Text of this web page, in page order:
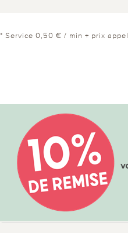
* Service 0,50 € / min + prix appel